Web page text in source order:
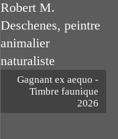
Robert M.
Deschenes, peintre
animalier
naturaliste
Gagnant ex aequo -
Timbre faunique
2026